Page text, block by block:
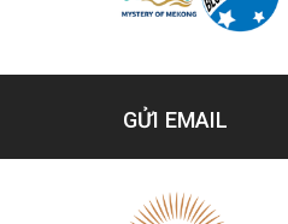
GỬI EMAIL